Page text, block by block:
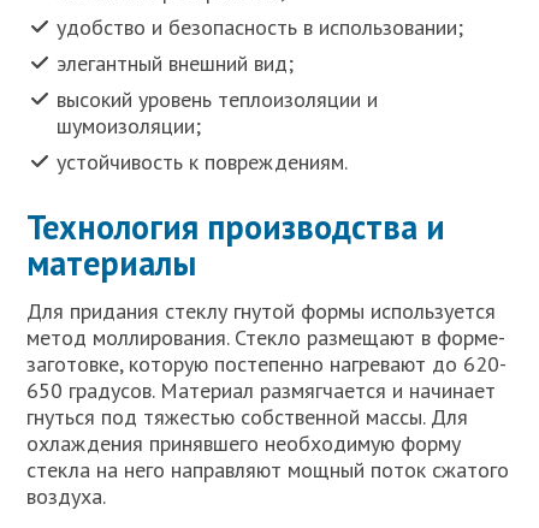
удобство и безопасность в использовании;
элегантный внешний вид;
высокий уровень теплоизоляции и
шумоизоляции;
устойчивость к повреждениям.
Технология производства и
материалы
Для придания стеклу гнутой формы используется
метод моллирования. Стекло размещают в форме-
заготовке, которую постепенно нагревают до 620-
650 градусов. Материал размягчается и начинает
гнуться под тяжестью собственной массы. Для
охлаждения принявшего необходимую форму
стекла на него направляют мощный поток сжатого
воздуха.